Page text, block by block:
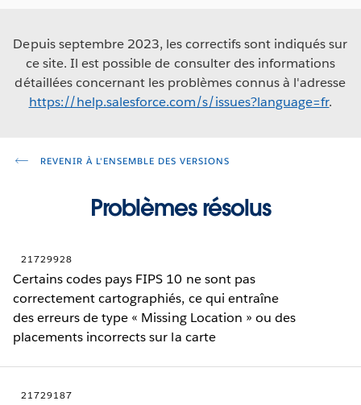
Depuis septembre 2023, les correctifs sont indiqués sur
ce site. Il est possible de consulter des informations
détaillées concernant les problèmes connus à l'adresse
https://help.salesforce.com/s/issues?language=fr.
REVENIR À L'ENSEMBLE DES VERSIONS
Problèmes résolus
21729928
Certains codes pays FIPS 10 ne sont pas
correctement cartographiés, ce qui entraîne
des erreurs de type « Missing Location » ou des
placements incorrects sur la carte
21729187